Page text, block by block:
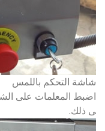
شاشة التحكم باللمس
اضبط المعلمات على
ى ذلك.